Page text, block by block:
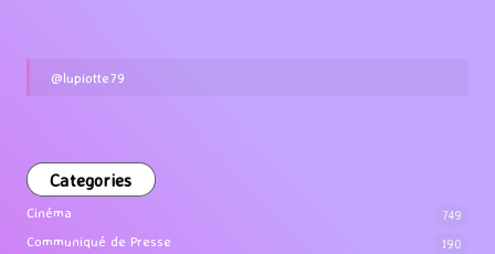
@lupiotte79
Categories
Cinéma 749
Communiqué de Presse 190